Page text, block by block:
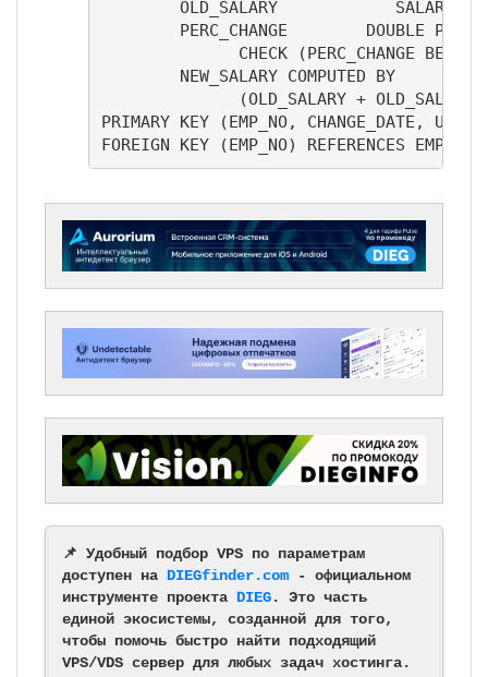
CHECK (PERC_CHANGE
(OLD_SALARY + OLD_SALARY
PRIMARY KEY (EMP_NO, CHANGE_DATE,
FOREIGN KEY (EMP_NO) REFERENCES
📌 Удобный подбор VPS по параметрам
доступен на DIEGfinder.com - официальном
инструменте проекта DIEG. Это часть
единой экосистемы, созданной для того,
чтобы помочь быстро найти подходящий
VPS/VDS сервер для любых задач хостинга.